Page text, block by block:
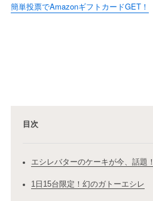
簡単投票でAmazonギフトカードGET！
目次
エシレバターのケーキが今、話題！
1日15台限定！幻のガトーエシレ